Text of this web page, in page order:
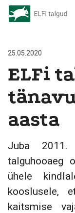
25.05.2020
ELFi
aasta
Juba
talguhooaeg
ühele
kooslusele,
kaitsmise